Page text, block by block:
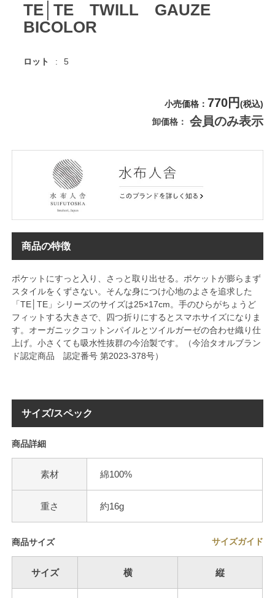
TE│TE TWILL GAUZE
BICOLOR
ロット 5
小売価格 770円(税込)
卸価格
会員のみ表示
商品の特徴
ポケットにすっと入り、さっと取り出せる。ポケットが膨らまず
スタイルをくずさない。そんな身につけ心地のよさを追求した
「TE│TE」シリーズのサイズは25×17cm。手のひらがちょうど
フィットする大きさで、四つ折りにするとスマホサイズになりま
す。オーガニックコットンパイルとツイルガーゼの合わせ織り仕
上げ。小さくても吸水性抜群の今治製です。（今治タオルブラン
ド認定商品 認定番号 第2023-378号）
サイズ/スペック
商品詳細
素材 綿100%
重さ 約16g
商品サイズ サイズガイド
サイズ 横 縦